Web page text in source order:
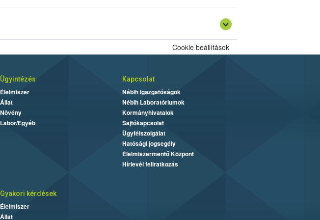
jelölésén a következőként kell szerepeltetni „Dipteryx alatapörkölt diója
Cookie beállítások
Ügyintézés
Élelmiszer
Állat
Növény
Labor/Egyéb
Kapcsolat
Nébih Igazgatóságok
Nébih Laboratóriumok
Kormányhivatalok
Sajtókapcsolat
Ügyfélszolgálat
Hatósági jogsegély
Élelmiszermentő Központ
Hírlevél feliratkozás
Gyakori kérdések
Élelmiszer
Állat